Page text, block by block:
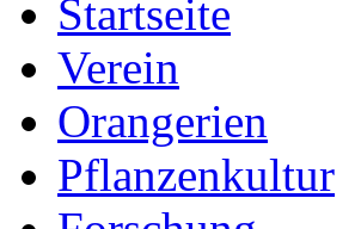
Startseite
Verein
Orangerien
Pflanzenkultur